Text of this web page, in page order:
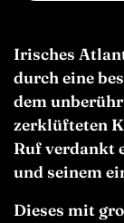
Irisches
durch eine
dem
zerklüfteten
Ruf verdankt
und seinem
Dieses mit